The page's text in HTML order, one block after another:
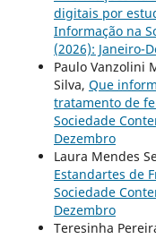
digitais por
Informação na
(2026): Janeiro-
Paulo Vanzolini
Silva, Que
tratamento de
Sociedade
Dezembro
Laura Mendes
Estandartes de
Sociedade
Dezembro
Teresinha